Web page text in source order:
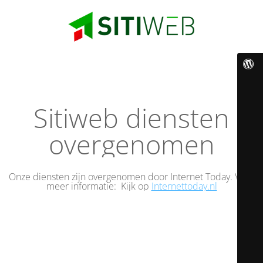
Sitiweb diensten
overgenomen
Onze diensten zijn overgenomen door Internet Today. Voor
meer informatie: Kijk op Internettoday.nl